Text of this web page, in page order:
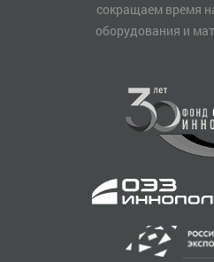
сокращаем время
оборудования и